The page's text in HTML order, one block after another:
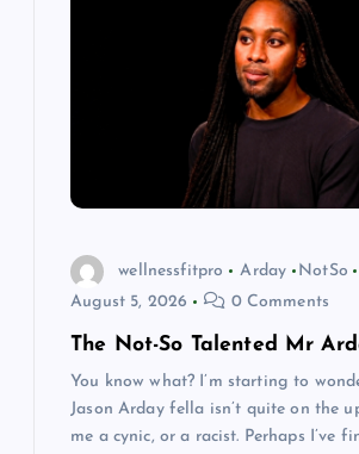
wellnessfitpro Arday
NotSo
August 5, 2026
0 Comments
The Not-So Talented Mr
You know what? I’m starting to
Jason Arday fella isn’t quite on the
me a cynic, or a racist. Perhaps I’ve